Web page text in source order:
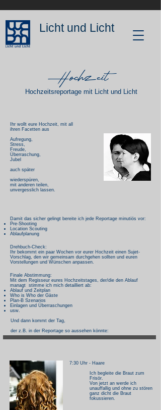
Licht und Licht
Hochzeitsreportage mit Licht und Licht
Hochzeit
Ihr wollt eure Hochzeit, mit all
ihren Facetten aus
Aufregung,
Stress,
Freude,
Überraschung,
Jubel
auch später
wiederspüren,
mit anderen teilen,
unvergesslich lassen.
Damit das sicher gelingt bereite ich jede Reportage minutiös vor:
Pre-Shooting
Location Scouting
Ablaufplanung
Drehbuch-Check:
Ihr bekommt ein paar Wochen vor eurer Hochzeit einen Sujet-
Vorschlag, den wir gemeinsam durchgehen sollten und euren
Vorstellungen und Wünschen anpassen.
Finale Abstimmung:
Mit dem Regisseur eures Hochzeitstages, der/die den Ablauf
managt stimme ich mich detailliert ab:
Ablauf und Zeitplan
Who is Who der Gäste
Plan-B Szenarios
Einlagen und Überraschungen
usw.
Und dann kommt der Tag,
der z.B. in der Reportage so aussehen könnte:
7:30 Uhr - Haare
Ich begleite die Braut zum
Frisör.
Von jetzt an werde ich
unauffallig und ohne zu stören
ganz dicht die Braut
fokussieren.